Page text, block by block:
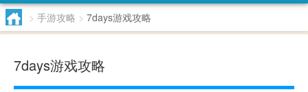
> 手游攻略 > 7days游戏攻略
7days游戏攻略